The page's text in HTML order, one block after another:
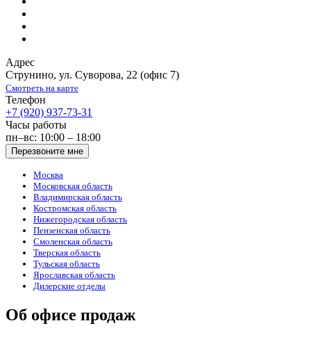
Адрес
Струнино, ул. Суворова, 22 (офис 7)
Смотреть на карте
Телефон
+7 (920) 937-73-31
Часы работы
пн–вс: 10:00 – 18:00
Перезвоните мне
Москва
Московская область
Владимирская область
Костромская область
Нижегородская область
Пензенская область
Смоленская область
Тверская область
Тульская область
Ярославская область
Дилерские отделы
Об офисе продаж